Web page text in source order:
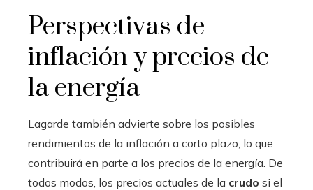
Perspectivas de
inflación y precios de
la energía
Lagarde también advierte sobre los posibles
rendimientos de la inflación a corto plazo, lo que
contribuirá en parte a los precios de la energía. De
todos modos, los precios actuales de la crudo si el